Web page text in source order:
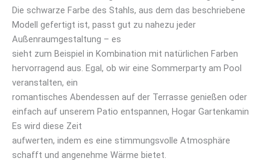
Die schwarze Farbe des Stahls, aus dem das beschriebene
Modell gefertigt ist, passt gut zu nahezu jeder
Außenraumgestaltung – es
sieht zum Beispiel in Kombination mit natürlichen Farben
hervorragend aus. Egal, ob wir eine Sommerparty am Pool
veranstalten, ein
romantisches Abendessen auf der Terrasse genießen oder
einfach auf unserem Patio entspannen, Hogar Gartenkamin
Es wird diese Zeit
aufwerten, indem es eine stimmungsvolle Atmosphäre
schafft und angenehme Wärme bietet.